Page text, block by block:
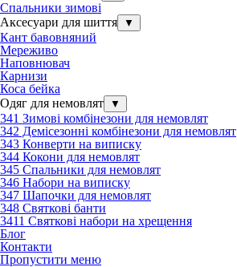
Спальники зимові
Аксесуари для шиття
▼
Кант бавовняний
Мереживо
Наповнювач
Карнизи
Коса бейка
Одяг для немовлят
▼
341 Зимові комбінезони для немовлят
342 Демісезонні комбінезони для немовлят
343 Конверти на виписку
344 Кокони для немовлят
345 Спальники для немовлят
346 Набори на виписку
347 Шапочки для немовлят
348 Святкові банти
3411 Святкові набори на хрещення
Блог
Контакти
Пропустити меню